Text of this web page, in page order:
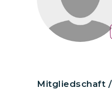
Mitgliedschaft /